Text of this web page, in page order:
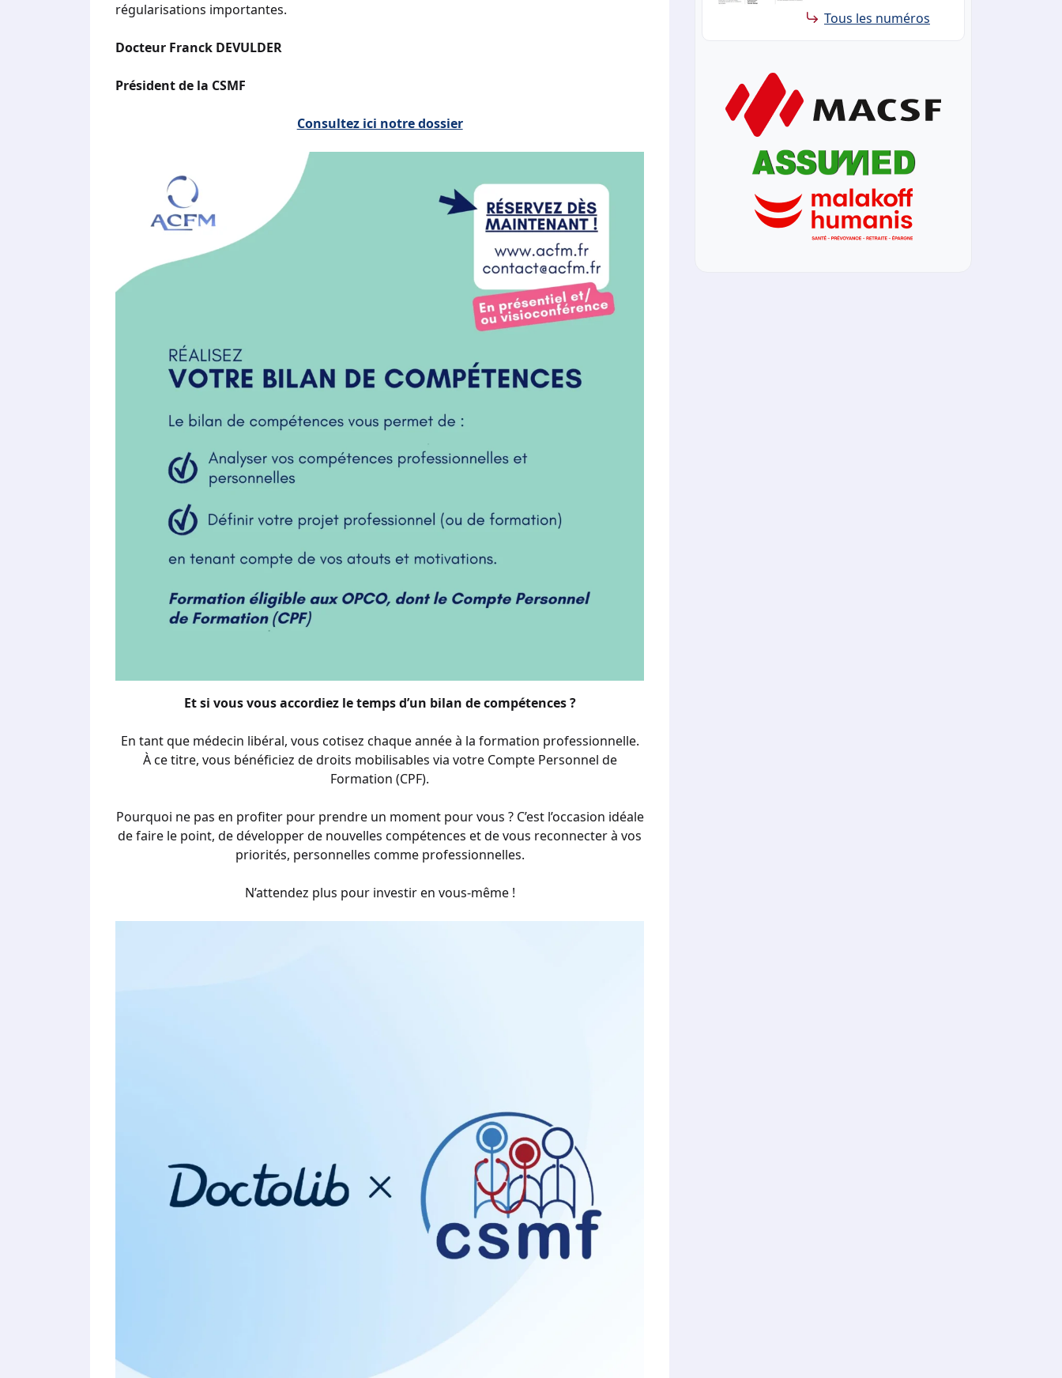
régularisations importantes.
Docteur Franck DEVULDER
Président de la CSMF
Consultez ici notre dossier
Et si vous vous accordiez le temps d’un bilan de compétences ?
En tant que médecin libéral, vous cotisez chaque année à la formation professionnelle.
À ce titre, vous bénéficiez de droits mobilisables via votre Compte Personnel de
Formation (CPF).
Pourquoi ne pas en profiter pour prendre un moment pour vous ? C’est l’occasion idéale
de faire le point, de développer de nouvelles compétences et de vous reconnecter à vos
priorités, personnelles comme professionnelles.
N’attendez plus pour investir en vous-même !
Tous les numéros